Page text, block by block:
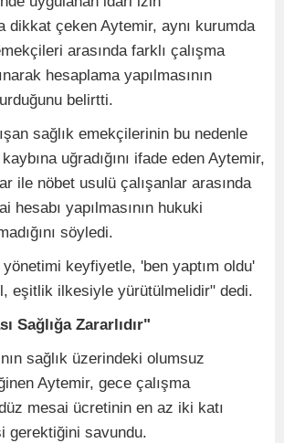
dikkat çeken Aytemir, aynı kurumda
arasında farklı çalışma
hesaplama yapılmasının
belirtti.
sağlık emekçilerinin bu nedenle
uğradığını ifade eden Aytemir,
ile nöbet usulü çalışanlar arasında
hesabı yapılmasının hukuki
söyledi.
keyfiyetle, 'ben yaptım oldu'
eşitlik ilkesiyle yürütülmelidir" dedi.
Sağlığa Zararlıdır"
sağlık üzerindeki olumsuz
Aytemir, gece çalışma
mesai ücretinin en az iki katı
gerektiğini savundu.